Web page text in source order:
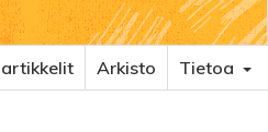
Arkisto Tietoa